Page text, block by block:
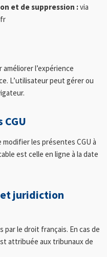
et de suppression :via
l’expérience
L’utilisateur peut gérer ou
les présentes CGU à
est celle en ligne à la date
juridiction
par le droit français. En cas de
attribuée aux tribunaux de